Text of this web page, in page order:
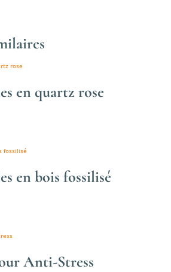
en quartz rose
en bois fossilisé
Anti-Stress